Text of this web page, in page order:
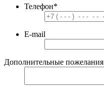
Телефон*
E-mail
Дополнительные пожелания